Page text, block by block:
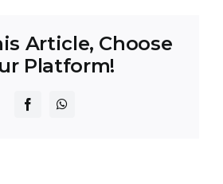
Article, Choose
Platform!
FacebookWhatsApp